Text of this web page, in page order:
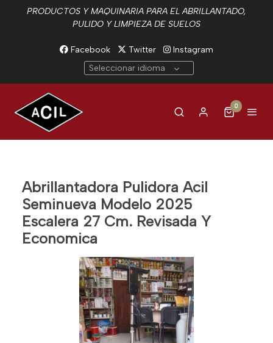
PRODUCTOS Y MAQUINARIA PARA EL ABRILLANTADO,
PULIDO Y LIMPIEZA DE SUELOS
Facebook Twitter
Instagram
Seleccionar idioma
0
Abrillantadora Pulidora Acil
Seminueva Modelo 2025
Escalera 27 Cm. Revisada Y
Economica